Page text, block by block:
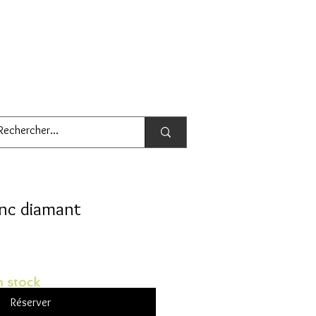
diamant
Réserver
stock